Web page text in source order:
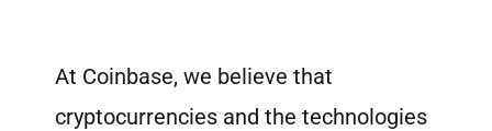
At Coinbase, we believe that
cryptocurrencies and the technologies